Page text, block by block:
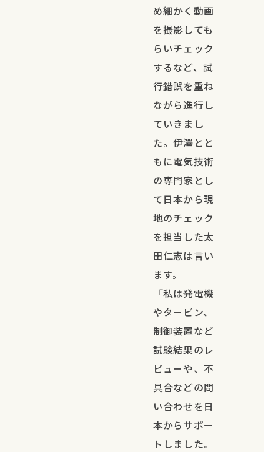
め細かく動画
を撮影しても
らいチェック
するなど、試
行錯誤を重ね
ながら進行し
ていきまし
た。伊澤とと
もに電気技術
の専門家とし
て日本から現
地のチェック
を担当した太
田仁志は言い
ます。
「私は発電機
やタービン、
制御装置など
試験結果のレ
ビューや、不
具合などの問
い合わせを日
本からサポー
トしました。